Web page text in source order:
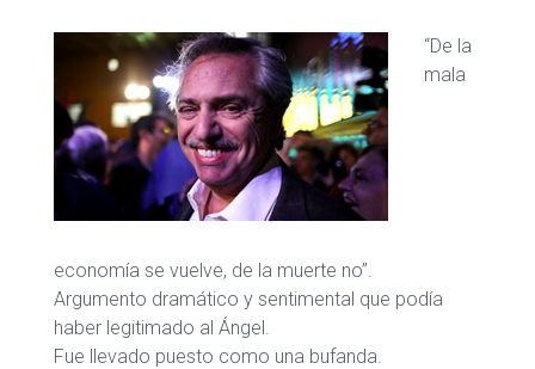
“De la
mala
economía se vuelve, de la muerte no”.
Argumento dramático y sentimental que podía
haber legitimado al Ángel.
Fue llevado puesto como una bufanda.